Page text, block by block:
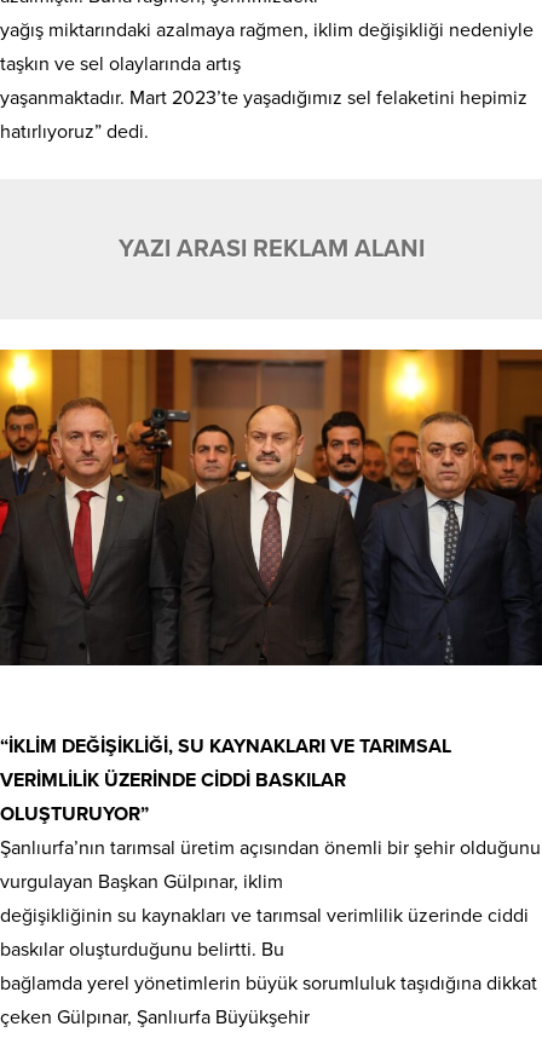
yağış miktarındaki azalmaya rağmen, iklim değişikliği nedeniyle
taşkın ve sel olaylarında artış
yaşanmaktadır. Mart 2023’te yaşadığımız sel felaketini hepimiz
hatırlıyoruz” dedi.
YAZI ARASI REKLAM ALANI
“İKLİM DEĞİŞİKLİĞİ, SU KAYNAKLARI VE TARIMSAL
VERİMLİLİK ÜZERİNDE CİDDİ BASKILAR
OLUŞTURUYOR”
Şanlıurfa’nın tarımsal üretim açısından önemli bir şehir olduğunu
vurgulayan Başkan Gülpınar, iklim
değişikliğinin su kaynakları ve tarımsal verimlilik üzerinde ciddi
baskılar oluşturduğunu belirtti. Bu
bağlamda yerel yönetimlerin büyük sorumluluk taşıdığına dikkat
çeken Gülpınar, Şanlıurfa Büyükşehir